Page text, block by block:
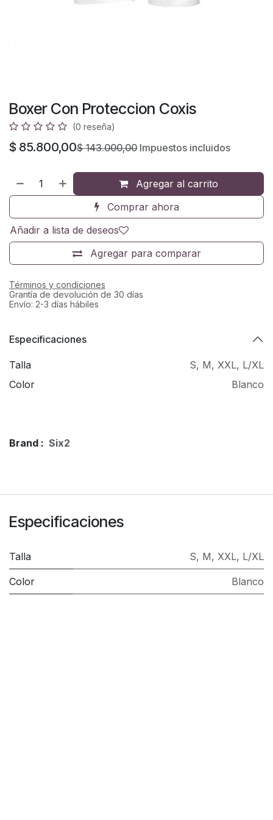
Boxer Con Proteccion Coxis
(0 reseña)
$ 85.800,00$143.000,00 Impuestos incluidos
Agregar al carrito
Comprar ahora
Agregar para comparar
Añadir a lista de deseos
Términos y condiciones
Grantía de devolución de 30 días
Envío: 2-3 días hábiles
Especificaciones
Talla S, M, XXL, L/XL
Color
Blanco
Brand : Six2
Especificaciones
Talla S, M, XXL, L/XL
Color Blanco